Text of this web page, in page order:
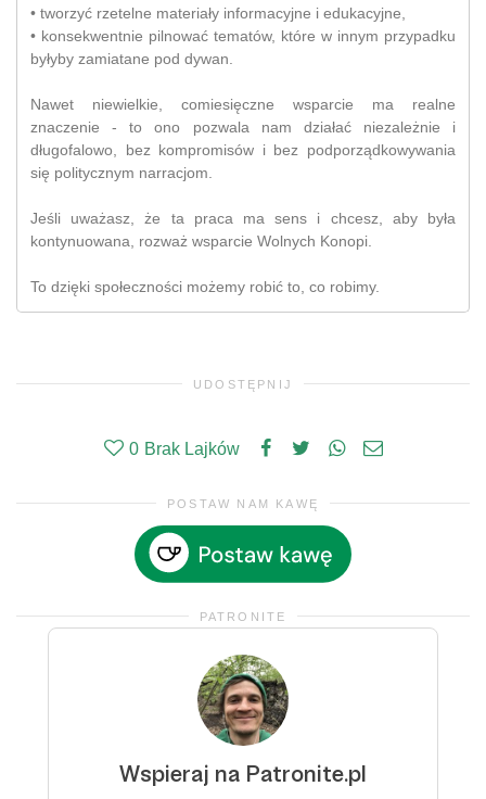
• tworzyć rzetelne materiały informacyjne i edukacyjne,
• konsekwentnie pilnować tematów, które w innym przypadku
byłyby zamiatane pod dywan.
Nawet niewielkie, comiesięczne wsparcie ma realne
znaczenie - to ono pozwala nam działać niezależnie i
długofalowo, bez kompromisów i bez podporządkowywania
się politycznym narracjom.
Jeśli uważasz, że ta praca ma sens i chcesz, aby była
kontynuowana, rozważ wsparcie Wolnych Konopi.
To dzięki społeczności możemy robić to, co robimy.
UDOSTĘPNIJ
0 Brak Lajków
POSTAW NAM KAWĘ
PATRONITE